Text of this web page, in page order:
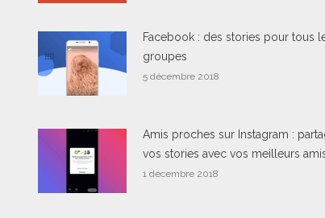
Facebook : des stories pour tous
groupes
5 décembre 2018
Amis proches sur Instagram :
vos stories avec vos meilleurs
1 décembre 2018